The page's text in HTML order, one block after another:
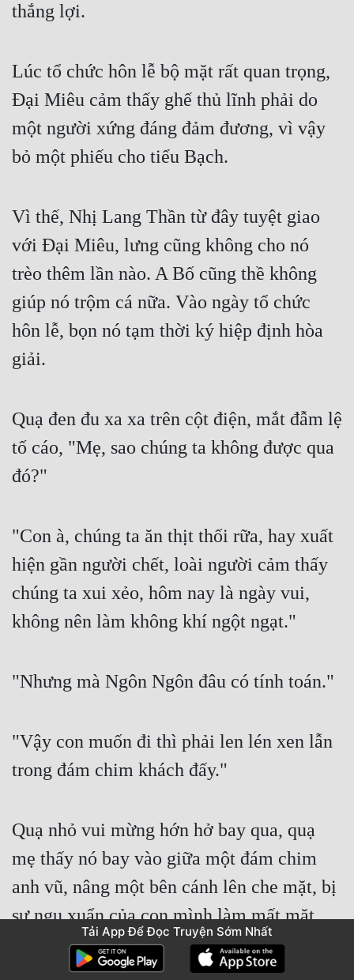
thắng lợi.
Lúc tổ chức hôn lễ bộ mặt rất quan trọng,
Đại Miêu cảm thấy ghế thủ lĩnh phải do
một người xứng đáng đảm đương, vì vậy
bỏ một phiếu cho tiểu Bạch.
Vì thế, Nhị Lang Thần từ đây tuyệt giao
với Đại Miêu, lưng cũng không cho nó
trèo thêm lần nào. A Bố cũng thề không
giúp nó trộm cá nữa. Vào ngày tổ chức
hôn lễ, bọn nó tạm thời ký hiệp định hòa
giải.
Quạ đen đu xa xa trên cột điện, mắt đẫm lệ
tố cáo, "Mẹ, sao chúng ta không được qua
đó?"
"Con à, chúng ta ăn thịt thối rữa, hay xuất
hiện gần người chết, loài người cảm thấy
chúng ta xui xẻo, hôm nay là ngày vui,
không nên làm không khí ngột ngạt."
"Nhưng mà Ngôn Ngôn đâu có tính toán."
"Vậy con muốn đi thì phải len lén xen lẫn
trong đám chim khách đấy."
Quạ nhỏ vui mừng hớn hở bay qua, quạ
mẹ thấy nó bay vào giữa một đám chim
anh vũ, nâng một bên cánh lên che mặt, bị
sự ngu xuẩn của con mình làm mất mặt.
Đứa nhỏ ngốc, con đen thui chui vào một
đám chim trắng bách, sợ người ta không
Tải App Để Đọc Truyện Sớm Nhất